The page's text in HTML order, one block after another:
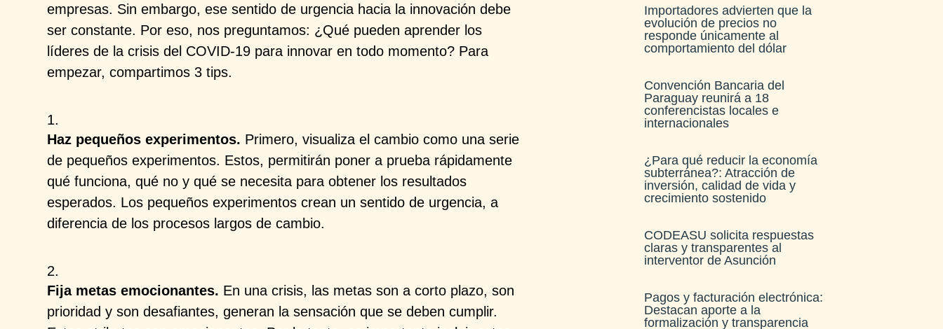
empresas. Sin embargo, ese sentido de urgencia hacia la innovación debe
ser constante. Por eso, nos preguntamos: ¿Qué pueden aprender los
líderes de la crisis del COVID-19 para innovar en todo momento? Para
empezar, compartimos 3 tips.
Haz pequeños experimentos. Primero, visualiza el cambio como una serie
de pequeños experimentos. Estos, permitirán poner a prueba rápidamente
qué funciona, qué no y qué se necesita para obtener los resultados
esperados. Los pequeños experimentos crean un sentido de urgencia, a
diferencia de los procesos largos de cambio.
Fija metas emocionantes. En una crisis, las metas son a corto plazo, son
prioridad y son desafiantes, generan la sensación que se deben cumplir.
Importadores advierten que la
evolución de precios no
responde únicamente al
comportamiento del dólar
Convención Bancaria del
Paraguay reunirá a 18
conferencistas locales e
internacionales
¿Para qué reducir la economía
subterránea?: Atracción de
inversión, calidad de vida y
crecimiento sostenido
CODEASU solicita respuestas
claras y transparentes al
interventor de Asunción
Pagos y facturación electrónica:
Destacan aporte a la
formalización y transparencia